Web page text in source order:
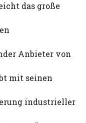
das große
Anbieter von
mit seinen
industrieller